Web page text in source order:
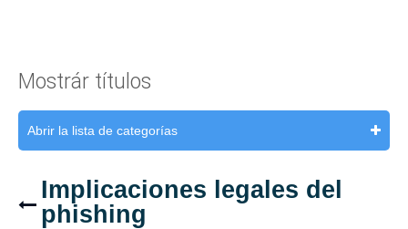
Mostrár títulos
Abrir la lista de categorías
Implicaciones legales del
phishing